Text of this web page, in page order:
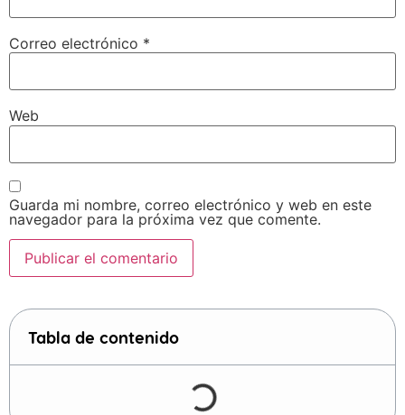
Correo electrónico *
Web
Guarda mi nombre, correo electrónico y web en este
navegador para la próxima vez que comente.
Tabla de contenido